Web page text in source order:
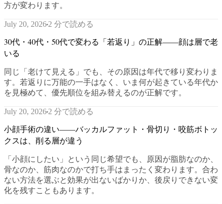
方が変わります。
July 20, 2026 2 分で読める
30代・40代・50代で変わる「若返り」の正解——顔は層で老
いる
同じ「老けて見える」でも、その原因は年代で移り変わりま
す。若返りに万能の一手はなく、いま何が起きている年代か
を見極めて、優先順位を組み替えるのが正解です。
July 20, 2026 2 分で読める
小顔手術の違い——バッカルファット・骨切り・咬筋ボトッ
クスは、削る層が違う
「小顔にしたい」という同じ希望でも、原因が脂肪なのか、
骨なのか、筋肉なのかで打ち手はまったく変わります。合わ
ない方法を選ぶと効果が出ないばかりか、後戻りできない変
化を残すこともあります。